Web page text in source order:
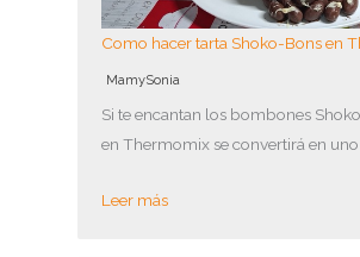
Como hacer tarta Shoko-Bons en
MamySonia
Si te encantan los bombones
en Thermomix se convertirá en uno
Leer más